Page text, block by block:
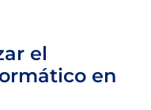
el
en